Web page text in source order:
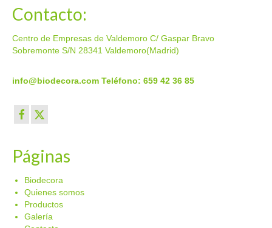
Contacto:
Centro de Empresas de Valdemoro C/ Gaspar Bravo
Sobremonte S/N 28341 Valdemoro(Madrid)
info@biodecora.com Teléfono: 659 42 36 85
Páginas
Biodecora
Quienes somos
Productos
Galería